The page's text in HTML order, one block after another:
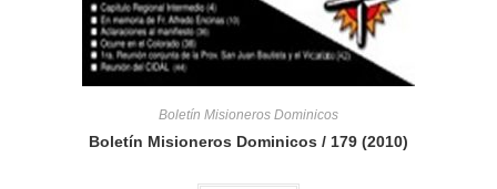
Boletín Misioneros Dominicos
Boletín Misioneros Dominicos / 179 (2010)